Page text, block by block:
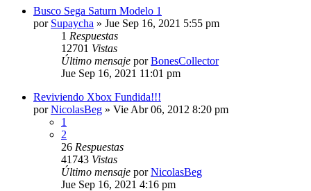
Busco Sega Saturn Modelo 1
por Supaycha » Jue Sep 16, 2021 5:55 pm
1 Respuestas
12701 Vistas
Último mensaje porBonesCollector
Jue Sep 16, 2021 11:01 pm
Reviviendo Xbox Fundida!!!
porNicolasBeg » Vie Abr 06, 2012 8:20 pm
1
2
26 Respuestas
41743 Vistas
Último mensaje porNicolasBeg
Jue Sep 16, 2021 4:16 pm